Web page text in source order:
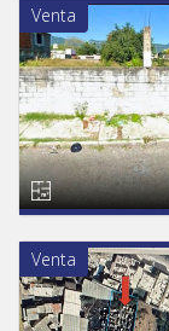
Venta
Venta